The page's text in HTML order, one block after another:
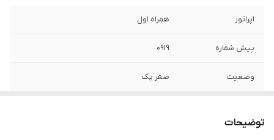
اپراتور همراه اول
پیش شماره 0919
وضعیت صفر پک
توضیحات